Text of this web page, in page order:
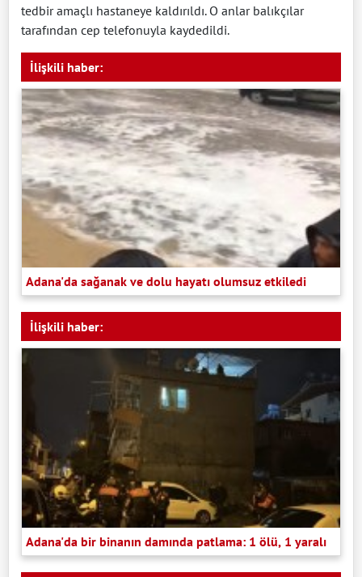
tedbir amaçlı hastaneye kaldırıldı. O anlar balıkçılar
tarafından cep telefonuyla kaydedildi.
İlişkili haber:
Adana'da sağanak ve dolu hayatı olumsuz etkiledi
İlişkili haber:
Adana'da bir binanın damında patlama: 1 ölü, 1 yaralı